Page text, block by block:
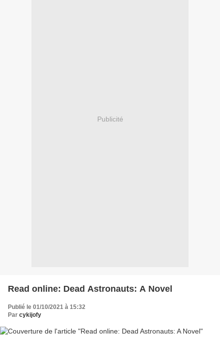
Publicité
Read online: Dead Astronauts: A Novel
Publié le 01/10/2021 à 15:32
Par cykijofy